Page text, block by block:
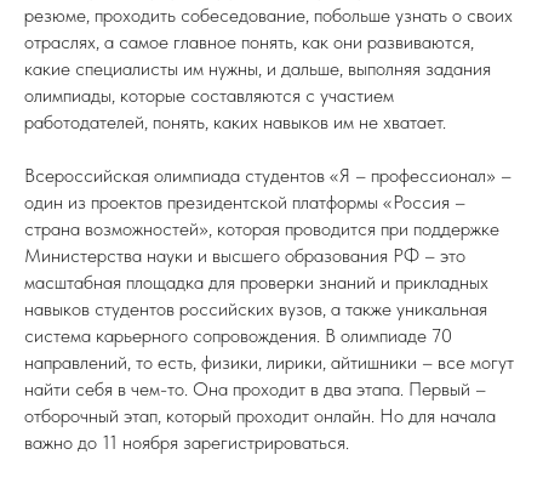
резюме, проходить собеседование, побольше узнать о своих
отраслях, а самое главное понять, как они развиваются,
какие специалисты им нужны, и дальше, выполняя задания
олимпиады, которые составляются с участием
работодателей, понять, каких навыков им не хватает.
Всероссийская олимпиада студентов «Я – профессионал» –
один из проектов президентской платформы «Россия –
страна возможностей», которая проводится при поддержке
Министерства науки и высшего образования РФ – это
масштабная площадка для проверки знаний и прикладных
навыков студентов российских вузов, а также уникальная
система карьерного сопровождения. В олимпиаде 70
направлений, то есть, физики, лирики, айтишники – все могут
найти себя в чем-то. Она проходит в два этапа. Первый –
отборочный этап, который проходит онлайн. Но для начала
важно до 11 ноября зарегистрироваться.